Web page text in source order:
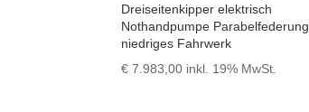
Dreiseitenkipper elektrisch
Nothandpumpe Parabelfederung
niedriges Fahrwerk
€ 7.983,00 inkl. 19% MwSt.